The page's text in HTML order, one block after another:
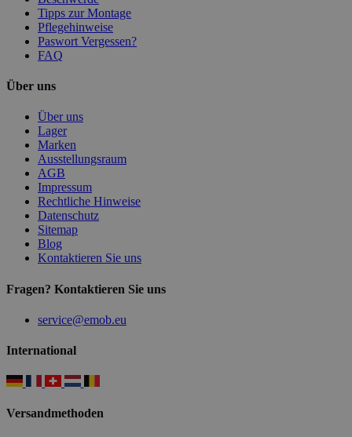
Tipps zur Montage
Pflegehinweise
Paswort Vergessen?
FAQ
Über uns
Über uns
Lager
Marken
Ausstellungsraum
AGB
Impressum
Rechtliche Hinweise
Datenschutz
Sitemap
Blog
Kontaktieren Sie uns
Fragen? Kontaktieren Sie uns
service@emob.eu
International
Versandmethoden